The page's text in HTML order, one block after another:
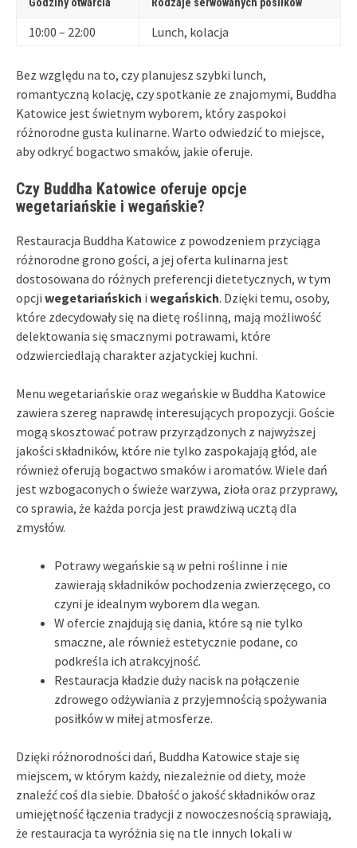
Godziny otwarcia Rodzaje serwowanych posiłków
10:00 – 22:00 Lunch, kolacja
Bez względu na to, czy planujesz szybki lunch,
romantyczną kolację, czy spotkanie ze znajomymi, Buddha
Katowice jest świetnym wyborem, który zaspokoi
różnorodne gusta kulinarne. Warto odwiedzić to miejsce,
aby odkryć bogactwo smaków, jakie oferuje.
Czy Buddha Katowice oferuje opcje
wegetariańskie i wegańskie?
Restauracja Buddha Katowice z powodzeniem przyciąga
różnorodne grono gości, a jej oferta kulinarna jest
dostosowana do różnych preferencji dietetycznych, w tym
opcji wegetariańskich i wegańskich. Dzięki temu, osoby,
które zdecydowały się na dietę roślinną, mają możliwość
delektowania się smacznymi potrawami, które
odzwierciedlają charakter azjatyckiej kuchni.
Menu wegetariańskie oraz wegańskie w Buddha Katowice
zawiera szereg naprawdę interesujących propozycji. Goście
mogą skosztować potraw przyrządzonych z najwyższej
jakości składników, które nie tylko zaspokajają głód, ale
również oferują bogactwo smaków i aromatów. Wiele dań
jest wzbogaconych o świeże warzywa, zioła oraz przyprawy,
co sprawia, że każda porcja jest prawdziwą ucztą dla
zmysłów.
Potrawy wegańskie są w pełni roślinne i nie
zawierają składników pochodzenia zwierzęcego, co
czyni je idealnym wyborem dla wegan.
W ofercie znajdują się dania, które są nie tylko
smaczne, ale również estetycznie podane, co
podkreśla ich atrakcyjność.
Restauracja kładzie duży nacisk na połączenie
zdrowego odżywiania z przyjemnością spożywania
posiłków w miłej atmosferze.
Dzięki różnorodności dań, Buddha Katowice staje się
miejscem, w którym każdy, niezależnie od diety, może
znaleźć coś dla siebie. Dbałość o jakość składników oraz
umiejętność łączenia tradycji z nowoczesnością sprawiają,
że restauracja ta wyróżnia się na tle innych lokali w